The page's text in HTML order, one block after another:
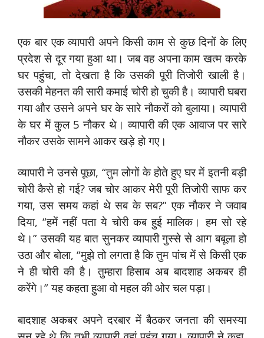
एक बार एक व्यापारी अपने किसी काम से कुछ दिनों के लिए
प्रदेश से दूर गया हुआ था। जब वह अपना काम खत्म करके
घर पहुंचा, तो देखता है कि उसकी पूरी तिजोरी खाली है।
उसकी मेहनत की सारी कमाई चोरी हो चुकी है। व्यापारी घबरा
गया और उसने अपने घर के सारे नौकरों को बुलाया। व्यापारी
के घर में कुल 5 नौकर थे। व्यापारी की एक आवाज पर सारे
नौकर उसके सामने आकर खड़े हो गए।
व्यापारी ने उनसे पूछा, “तुम लोगों के होते हुए घर में इतनी बड़ी
चोरी कैसे हो गई? जब चोर आकर मेरी पूरी तिजोरी साफ कर
गया, उस समय कहां थे सब के सब?” एक नौकर ने जवाब
दिया, “हमें नहीं पता ये चोरी कब हुई मालिक। हम सो रहे
थे।” उसकी यह बात सुनकर व्यापारी गुस्से से आग बबूला हो
उठा और बोला, “मुझे तो लगता है कि तुम पांच में से किसी एक
ने ही चोरी की है। तुम्हारा हिसाब अब बादशाह अकबर ही
करेंगे।” यह कहता हुआ वो महल की ओर चल पड़ा।
बादशाह अकबर अपने दरबार में बैठकर जनता की समस्या